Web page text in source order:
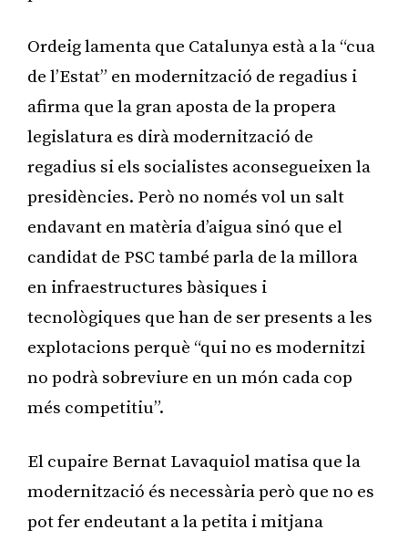
Ordeig lamenta que Catalunya està a la “cua
de l’Estat” en modernització de regadius i
afirma que la gran aposta de la propera
legislatura es dirà modernització de
regadius si els socialistes aconsegueixen la
presidències. Però no només vol un salt
endavant en matèria d’aigua sinó que el
candidat de PSC també parla de la millora
en infraestructures bàsiques i
tecnològiques que han de ser presents a les
explotacions perquè “qui no es modernitzi
no podrà sobreviure en un món cada cop
més competitiu”.
El cupaire Bernat Lavaquiol matisa que la
modernització és necessària però que no es
pot fer endeutant a la petita i mitjana